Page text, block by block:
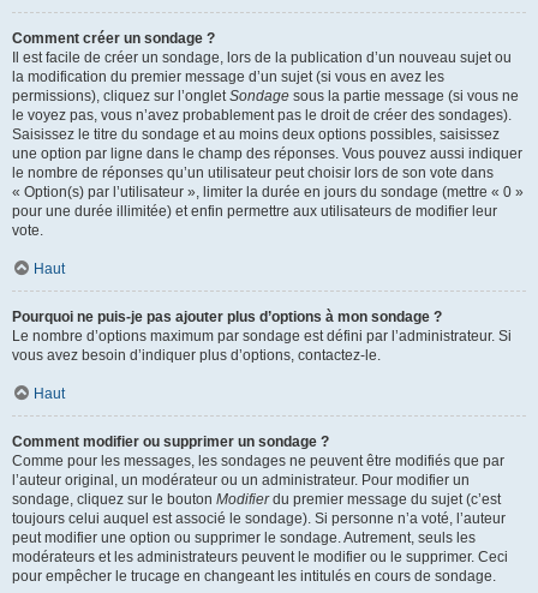
Comment créer un sondage ?
Il est facile de créer un sondage, lors de la publication d’un nouveau sujet ou
la modification du premier message d’un sujet (si vous en avez les
permissions), cliquez sur l’ongletSondage sous la partie message (si vous ne
le voyez pas, vous n’avez probablement pas le droit de créer des sondages).
Saisissez le titre du sondage et au moins deux options possibles, saisissez
une option par ligne dans le champ des réponses. Vous pouvez aussi indiquer
le nombre de réponses qu’un utilisateur peut choisir lors de son vote dans
« Option(s) par l’utilisateur », limiter la durée en jours du sondage (mettre « 0 »
pour une durée illimitée) et enfin permettre aux utilisateurs de modifier leur
vote.
Haut
Pourquoi ne puis-je pas ajouter plus d’options à mon sondage ?
Le nombre d’options maximum par sondage est défini par l’administrateur. Si
vous avez besoin d’indiquer plus d’options, contactez-le.
Haut
Comment modifier ou supprimer un sondage ?
Comme pour les messages, les sondages ne peuvent être modifiés que par
l’auteur original, un modérateur ou un administrateur. Pour modifier un
sondage, cliquez sur le bouton Modifierdu premier message du sujet (c’est
toujours celui auquel est associé le sondage). Si personne n’a voté, l’auteur
peut modifier une option ou supprimer le sondage. Autrement, seuls les
modérateurs et les administrateurs peuvent le modifier ou le supprimer. Ceci
pour empêcher le trucage en changeant les intitulés en cours de sondage.